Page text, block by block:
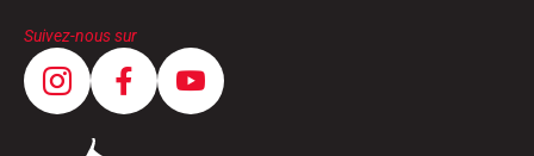
Suivez-nous sur